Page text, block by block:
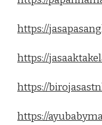
https://
https://
https://
https://